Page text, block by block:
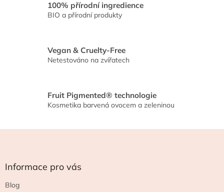
p
r
y
v
ý
s
u
100% přírodní ingredience
BIO a přírodní produkty
Vegan & Cruelty-Free
Netestováno na zvířatech
Fruit Pigmented® technologie
Kosmetika barvená ovocem a zeleninou
Informace pro vás
Blog